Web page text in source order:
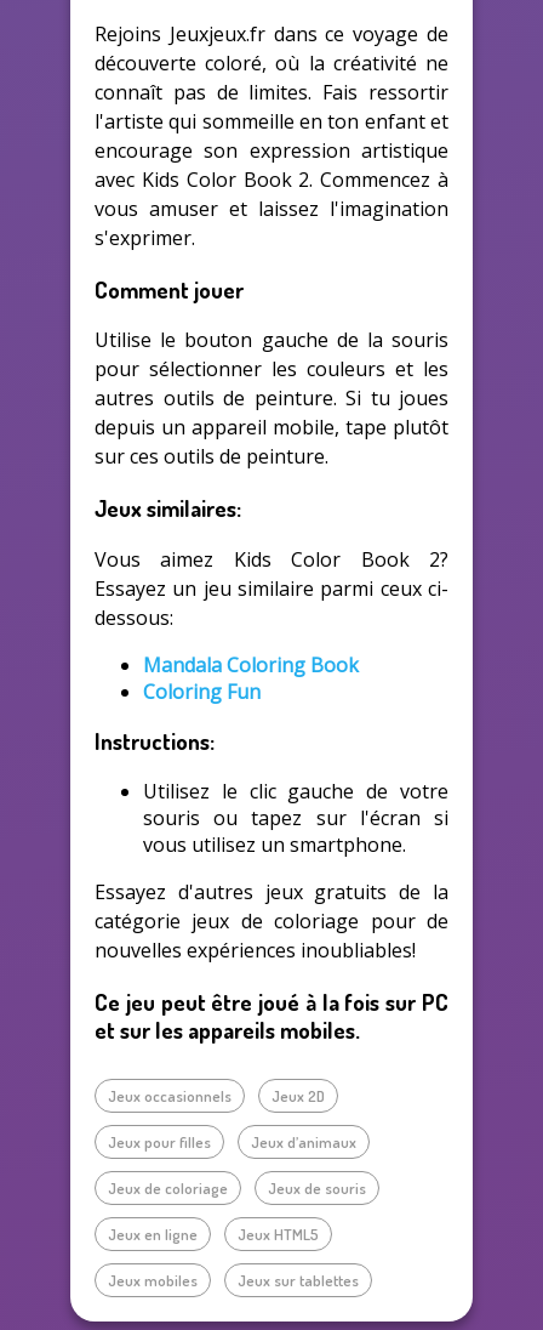
Rejoins Jeuxjeux.fr dans ce voyage de
découverte coloré, où la créativité ne
connaît pas de limites. Fais ressortir
l'artiste qui sommeille en ton enfant et
encourage son expression artistique
avec Kids Color Book 2. Commencez à
vous amuser et laissez l'imagination
s'exprimer.
Comment jouer
Utilise le bouton gauche de la souris
pour sélectionner les couleurs et les
autres outils de peinture. Si tu joues
depuis un appareil mobile, tape plutôt
sur ces outils de peinture.
Jeux similaires:
Vous aimez Kids Color Book 2?
Essayez un jeu similaire parmi ceux ci-
dessous:
Mandala Coloring Book
Coloring Fun
Instructions:
Utilisez le clic gauche de votre
souris ou tapez sur l'écran si
vous utilisez un smartphone.
Essayez d'autres jeux gratuits de la
catégorie jeux de coloriage pour de
nouvelles expériences inoubliables!
Ce jeu peut être joué à la fois sur PC
et sur les appareils mobiles.
Jeux occasionnels Jeux 2D
Jeux pour filles Jeux d’animaux
Jeux de coloriage Jeux de souris
Jeux en ligne Jeux HTML5
Jeux mobiles Jeux sur tablettes